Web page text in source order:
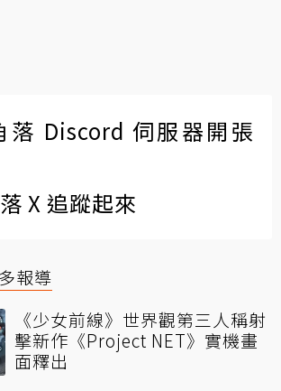
落 Discord 伺服器開張
X 追蹤起來
報導
《少女前線》世界觀第三人稱射
擊新作《Project NET》實機畫
面釋出